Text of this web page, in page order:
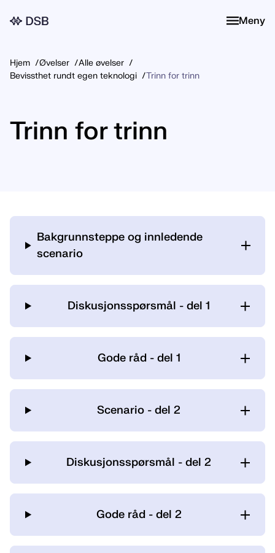
Meny
Meny
Hjem Øvelser
Alle øvelser
Bevissthet rundt egen teknologi
Trinn for trinn
Trinn for trinn
Bakgrunnsteppe og innledende
scenario
Diskusjonsspørsmål - del 1
Gode råd - del 1
Scenario - del 2
Diskusjonsspørsmål - del 2
Gode råd - del 2